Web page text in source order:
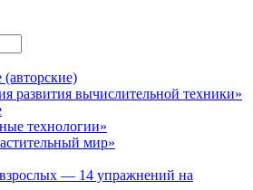
(авторские)
развития вычислительной техники»
технологии»
мир»
взрослых — 14 упражнений на